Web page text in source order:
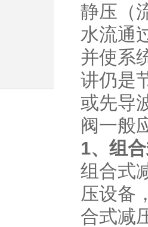
静压（
水流通
并使系
讲仍是
或先导
阀一般
1、组
组合式
压设备
合式减